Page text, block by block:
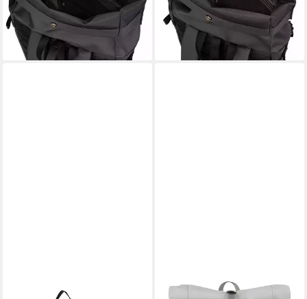
-15%
lieferbar - in 2-3 Werktagen bei dir
-15%
lieferbar - in 2-3 Werktagen bei dir